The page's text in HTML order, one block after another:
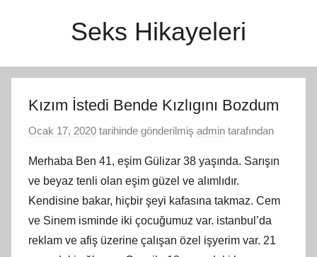
Seks Hikayeleri
Kızım İstedi Bende Kızlıgını Bozdum
Ocak 17, 2020 tarihinde gönderilmiş admin tarafından
Merhaba Ben 41, eşim Gülizar 38 yaşında. Sarışın
ve beyaz tenli olan eşim güzel ve alımlıdır.
Kendisine bakar, hiçbir şeyi kafasına takmaz. Cem
ve Sinem isminde iki çocuğumuz var. istanbul’da
reklam ve afiş üzerine çalışan özel işyerim var. 21